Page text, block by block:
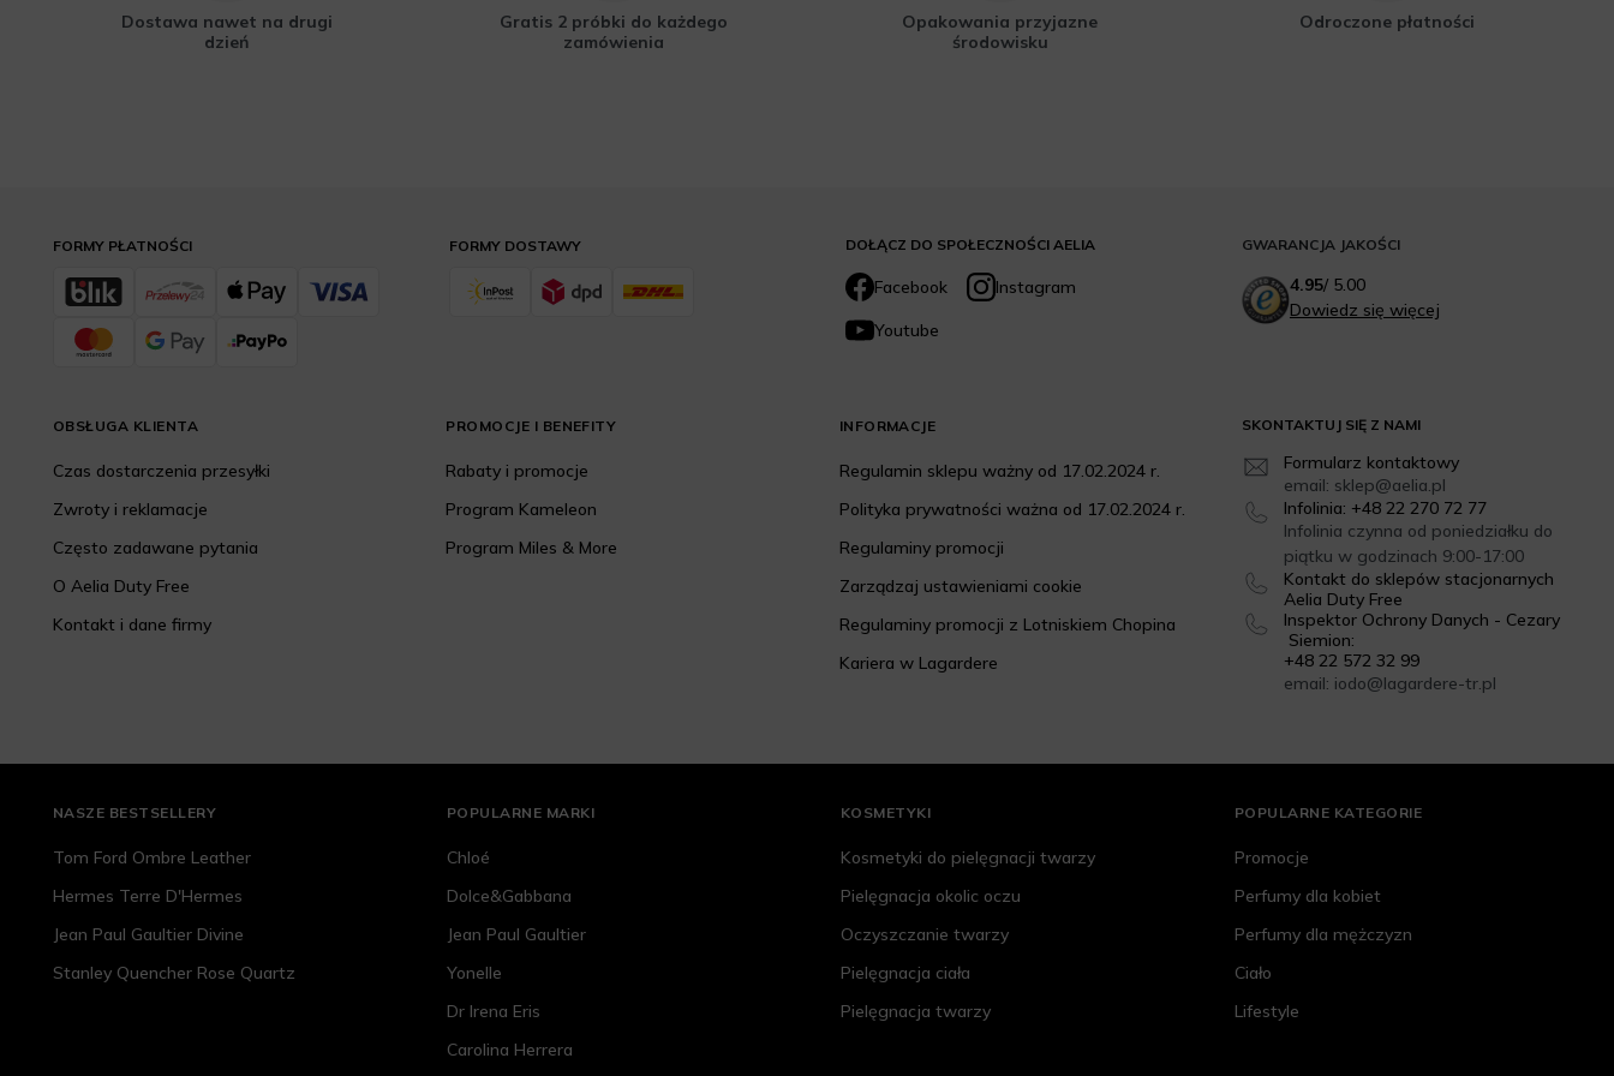
Dostawa nawet na drugi
dzień
Gratis 2 próbki do każdego
zamówienia
Opakowania przyjazne
środowisku
Odroczone płatności
DOŁĄCZ DO SPOŁECZNOŚCI AELIA
Facebook
Instagram
Youtube
SKONTAKTUJ SIĘ Z NAMI
Formularz kontaktowy
email: sklep@aelia.pl
Infolinia: +48 22 270 72 77
Infolinia czynna od poniedziałku do
piątku w godzinach 9:00-17:00
Kontakt do sklepów stacjonarnych
Aelia Duty Free
Inspektor Ochrony Danych - Cezary
Siemion:
+48 22 572 32 99
email: iodo@lagardere-tr.pl
FORMY DOSTAWY
FORMY PŁATNOŚCI
OBSŁUGA KLIENTA
Czas dostarczenia przesyłki
Zwroty i reklamacje
Często zadawane pytania
O Aelia Duty Free
Kontakt i dane firmy
PROMOCJE I BENEFITY
Rabaty i promocje
Program Kameleon
Program Miles & More
INFORMACJE
Regulamin sklepu ważny od 17.02.2024 r.
Polityka prywatności ważna od 17.02.2024 r.
Regulaminy promocji
Zarządzaj ustawieniami cookie
Regulaminy promocji z Lotniskiem Chopina
Kariera w Lagardere
GWARANCJA JAKOŚCI
4.95/5.00
Dowiedz się więcej
NASZE BESTSELLERY
Tom Ford Ombre Leather
Hermes Terre D'Hermes
Jean Paul Gaultier Divine
Stanley Quencher Rose Quartz
POPULARNE MARKI
Chloé
Dolce&Gabbana
Jean Paul Gaultier
Yonelle
Dr Irena Eris
Carolina Herrera
KOSMETYKI
Kosmetyki do pielęgnacji twarzy
Pielęgnacja okolic oczu
Oczyszczanie twarzy
Pielęgnacja ciała
Pielęgnacja twarzy
POPULARNE KATEGORIE
Promocje
Perfumy dla kobiet
Perfumy dla mężczyzn
Ciało
Lifestyle